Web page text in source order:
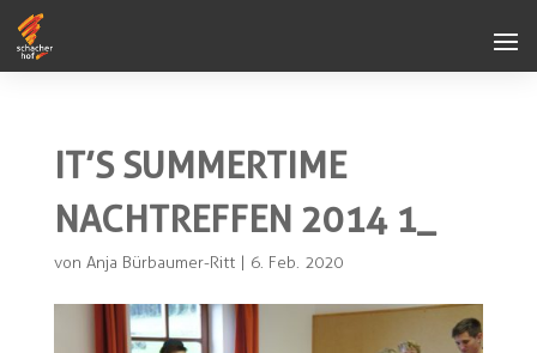
IT’S SUMMERTIME
NACHTREFFEN 2014 1_
von Anja Bürbaumer-Ritt| 6. Feb. 2020